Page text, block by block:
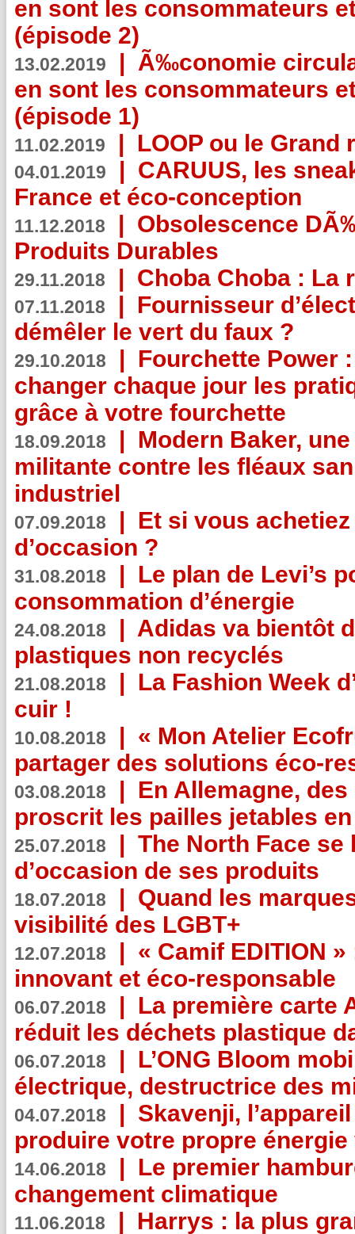
en sont les consommateurs
(épisode 2)
13.02.2019 | Ã‰conomie
en sont les consommateurs
(épisode 1)
11.02.2019 | LOOP ou le Grand
04.01.2019 | CARUUS, les
France et éco-conception
11.12.2018 | Obsolescence
Produits Durables
29.11.2018 | Choba Choba : La
07.11.2018 | Fournisseur
démêler le vert du faux ?
29.10.2018 | Fourchette Power
changer chaque jour les
grâce à votre fourchette
18.09.2018 | Modern Baker,
militante contre les fléaux
industriel
07.09.2018 | Et si vous
d’occasion ?
31.08.2018 | Le plan de Levi’s
consommation d’énergie
24.08.2018 | Adidas va bientôt
plastiques non recyclés
21.08.2018 | La Fashion Week
cuir !
10.08.2018 | « Mon Atelier
partager des solutions éco-
03.08.2018 | En Allemagne,
proscrit les pailles jetables
25.07.2018 | The North Face se
d’occasion de ses produits
18.07.2018 | Quand les
visibilité des LGBT+
12.07.2018 | « Camif EDITION
innovant et éco-responsable
06.07.2018 | La première carte
réduit les déchets plastique
06.07.2018 | L’ONG Bloom
électrique, destructrice des
04.07.2018 | Skavenji,
produire votre propre
14.06.2018 | Le premier
changement climatique
11.06.2018 | Harrys : la plus